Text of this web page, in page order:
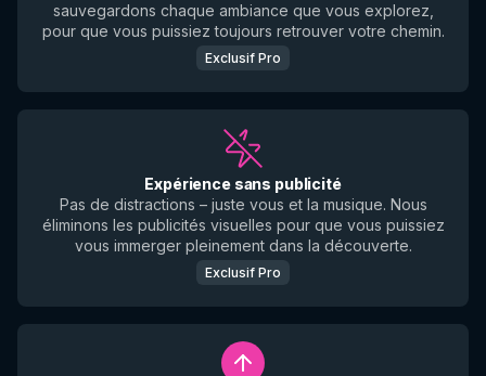
sauvegardons chaque ambiance que vous explorez,
pour que vous puissiez toujours retrouver votre chemin.
Exclusif Pro
Expérience sans publicité
Pas de distractions – juste vous et la musique. Nous
éliminons les publicités visuelles pour que vous puissiez
vous immerger pleinement dans la découverte.
Exclusif Pro